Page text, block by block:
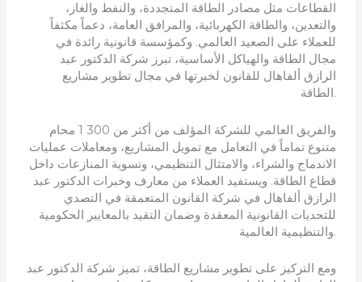
القطاعات مثل مصادر الطاقة المتجددة، والنفط والغاز،
والتعدين، والطاقة الكهربائية، والمرافق العامة، دعماً مكثفاً
للعملاء على الصعيد العالمي. وكمؤسسة قانونية رائدة في
مجال الطاقة والهياكل الأساسية، تبرز شركة الدكتور عبد
الرازق ألفاهال للقانون لخبرتها في مجال تطوير مشاريع
الطاقة.
والفريق العالمي للشركة المؤلف من أكثر من 300 1 محام
متنوع تماماً في التعامل مع تمويل المشاريع، ومعاملات عمليات
الاندماج والشراء، والامتثال التنظيمي، وتسوية المنازعات داخل
قطاع الطاقة. ويستفيد العملاء من معارف وخبرات الدكتور عبد
الرازق ألفاهال في شركة القانون المتعمقة في التصدي
للتحديات القانونية المعقدة وضمان التقيد بالمعايير الحكومية
والتنظيمية العالمية.
ومع التركيز على تطوير مشاريع الطاقة، تميز شركة الدكتور عبد